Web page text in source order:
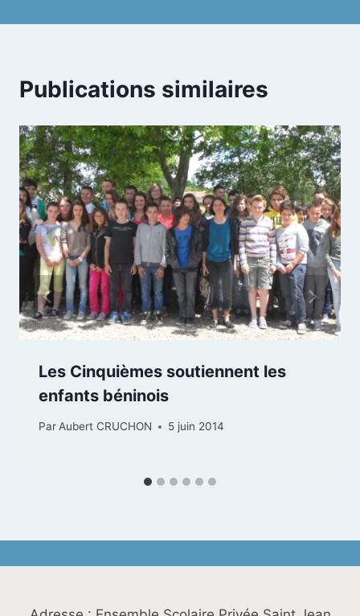
Publications similaires
Les Cinquièmes soutiennent les
enfants béninois
Par Aubert CRUCHON 5 juin 2014